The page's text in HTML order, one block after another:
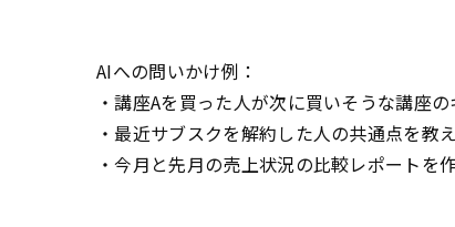
AIへの問いかけ例：
・講座Aを買った人が次に買いそうな講座
・最近サブスクを解約した人の共通点を教
・今月と先月の売上状況の比較レポートを